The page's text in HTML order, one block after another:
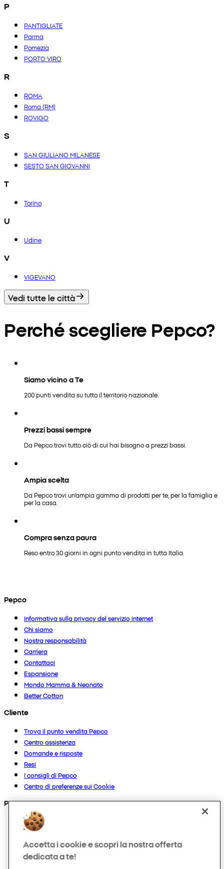
P
PANTIGLIATE
Parma
Pomezia
PORTO VIRO
R
ROMA
Roma (RM)
ROVIGO
S
SAN GIULIANO MILANESE
SESTO SAN GIOVANNI
T
Torino
U
Udine
V
VIGEVANO
Vedi tutte le città
Perché scegliere Pepco?
Siamo vicino a Te
200 punti vendita su tutto il territorio nazionale.
Prezzi bassi sempre
Da Pepco trovi tutto ciò di cui hai bisogno a prezzi bassi.
Ampia scelta
Da Pepco trovi un'ampia gamma di prodotti per te, per la famiglia e
per la casa.
Compra senza paura
Reso entro 30 giorni in ogni punto vendita in tutta Italia.
Pepco
Informativa sulla privacy del servizio internet
Chi siamo
Nostra responsabilità
Carriera
Contattaci
Espansione
Mondo Mamma & Neonato
Better Cotton
Cliente
Trova il punto vendita Pepco
Centro assistenza
Domande e risposte
Resi
I consigli di Pepco
Centro di preferenze sui Cookie
Prodotti
Collezioni
Neonato
Bambino
Casa
Accetta i cookie e scopri la nostra offerta
dedicata a te!